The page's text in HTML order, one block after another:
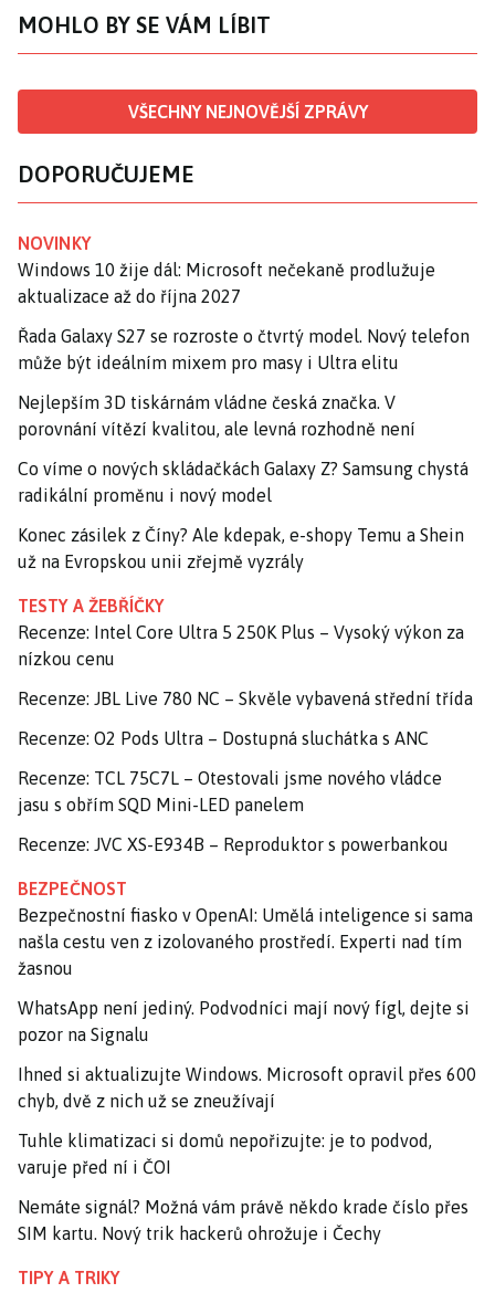
MOHLO BY SE VÁM LÍBIT
VŠECHNY NEJNOVĚJŠÍ ZPRÁVY
DOPORUČUJEME
NOVINKY
Windows 10 žije dál: Microsoft nečekaně prodlužuje
aktualizace až do října 2027
Řada Galaxy S27 se rozroste o čtvrtý model. Nový telefon
může být ideálním mixem pro masy i Ultra elitu
Nejlepším 3D tiskárnám vládne česká značka. V
porovnání vítězí kvalitou, ale levná rozhodně není
Co víme o nových skládačkách Galaxy Z? Samsung chystá
radikální proměnu i nový model
Konec zásilek z Číny? Ale kdepak, e-shopy Temu a Shein
už na Evropskou unii zřejmě vyzrály
TESTY A ŽEBŘÍČKY
Recenze: Intel Core Ultra 5 250K Plus – Vysoký výkon za
nízkou cenu
Recenze: JBL Live 780 NC – Skvěle vybavená střední třída
Recenze: O2 Pods Ultra – Dostupná sluchátka s ANC
Recenze: TCL 75C7L – Otestovali jsme nového vládce
jasu s obřím SQD Mini-LED panelem
Recenze: JVC XS-E934B – Reproduktor s powerbankou
BEZPEČNOST
Bezpečnostní fiasko v OpenAI: Umělá inteligence si sama
našla cestu ven z izolovaného prostředí. Experti nad tím
žasnou
WhatsApp není jediný. Podvodníci mají nový fígl, dejte si
pozor na Signalu
Ihned si aktualizujte Windows. Microsoft opravil přes 600
chyb, dvě z nich už se zneužívají
Tuhle klimatizaci si domů nepořizujte: je to podvod,
varuje před ní i ČOI
Nemáte signál? Možná vám právě někdo krade číslo přes
SIM kartu. Nový trik hackerů ohrožuje i Čechy
TIPY A TRIKY